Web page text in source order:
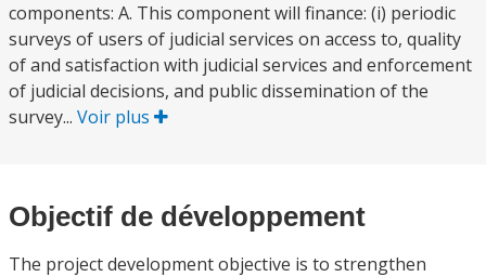
components: A. This component will finance: (i) periodic
surveys of users of judicial services on access to, quality
of and satisfaction with judicial services and enforcement
of judicial decisions, and public dissemination of the
survey... Voir plus
Objectif de développement
The project development objective is to strengthen